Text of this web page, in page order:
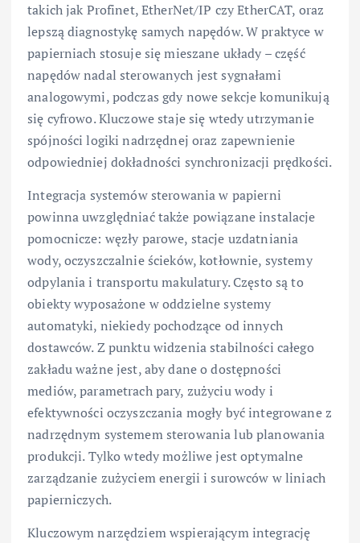
takich jak Profinet, EtherNet/IP czy EtherCAT, oraz
lepszą diagnostykę samych napędów. W praktyce w
papierniach stosuje się mieszane układy – część
napędów nadal sterowanych jest sygnałami
analogowymi, podczas gdy nowe sekcje komunikują
się cyfrowo. Kluczowe staje się wtedy utrzymanie
spójności logiki nadrzędnej oraz zapewnienie
odpowiedniej dokładności synchronizacji prędkości.
Integracja systemów sterowania w papierni
powinna uwzględniać także powiązane instalacje
pomocnicze: węzły parowe, stacje uzdatniania
wody, oczyszczalnie ścieków, kotłownie, systemy
odpylania i transportu makulatury. Często są to
obiekty wyposażone w oddzielne systemy
automatyki, niekiedy pochodzące od innych
dostawców. Z punktu widzenia stabilności całego
zakładu ważne jest, aby dane o dostępności
mediów, parametrach pary, zużyciu wody i
efektywności oczyszczania mogły być integrowane z
nadrzędnym systemem sterowania lub planowania
produkcji. Tylko wtedy możliwe jest optymalne
zarządzanie zużyciem energii i surowców w liniach
papierniczych.
Kluczowym narzędziem wspierającym integrację